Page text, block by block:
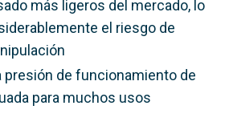
más ligeros del mercado, lo
el riesgo de
presión de funcionamiento de
para muchos usos